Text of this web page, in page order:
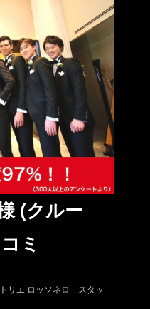
(クルー
ミ
リエ ロッソネロ スタッ